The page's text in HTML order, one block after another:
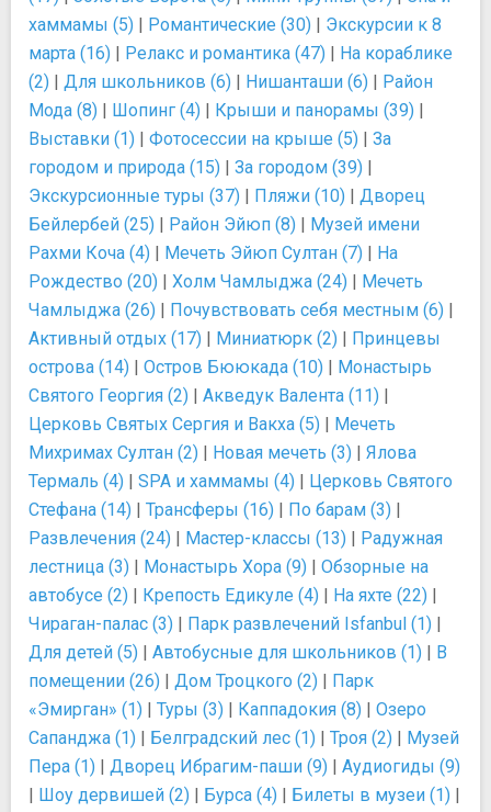
хаммамы (5) | Романтические (30) | Экскурсии к 8
марта (16) | Релакс и романтика (47) | На кораблике
(2) | Для школьников (6) | Нишанташи (6) | Район
Мода (8) | Шопинг (4) | Крыши и панорамы (39) |
Выставки (1) | Фотосессии на крыше (5) | За
городом и природа (15) | За городом (39) |
Экскурсионные туры (37) | Пляжи (10) | Дворец
Бейлербей (25) | Район Эйюп (8) | Музей имени
Рахми Коча (4) | Мечеть Эйюп Султан (7) | На
Рождество (20) | Холм Чамлыджа (24) | Мечеть
Чамлыджа (26) | Почувствовать себя местным (6) |
Активный отдых (17) | Миниатюрк (2) | Принцевы
острова (14) | Остров Бююкада (10) | Монастырь
Святого Георгия (2) | Акведук Валента (11) |
Церковь Святых Сергия и Вакха (5) | Мечеть
Михримах Султан (2) | Новая мечеть (3) | Ялова
Термаль (4) | SPA и хаммамы (4) | Церковь Святого
Стефана (14) | Трансферы (16) | По барам (3) |
Развлечения (24) | Мастер-классы (13) | Радужная
лестница (3) | Монастырь Хора (9) | Обзорные на
автобусе (2) | Крепость Едикуле (4) | На яхте (22) |
Чираган-палас (3) | Парк развлечений Isfanbul (1) |
Для детей (5) | Автобусные для школьников (1) | В
помещении (26) | Дом Троцкого (2) | Парк
«Эмирган» (1) | Туры (3) | Каппадокия (8) | Озеро
Сапанджа (1) | Белградский лес (1) | Троя (2) | Музей
Пера (1) | Дворец Ибрагим-паши (9) | Аудиогиды (9)
| Шоу дервишей (2) | Бурса (4) | Билеты в музеи (1) |